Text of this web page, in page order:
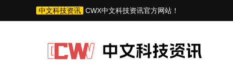
中文科技资讯 CWX中文科技资讯官方网站！